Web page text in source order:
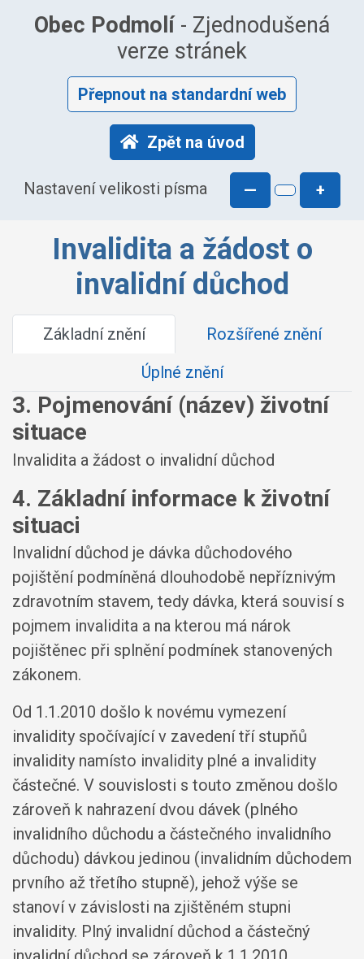
Obec Podmolí- Zjednodušená
verze stránek
Přepnout na standardní web
Zpět na úvod
Nastavení velikosti písma — +
Invalidita a žádost o
invalidní důchod
Základní znění
Rozšířené znění
Úplné znění
3. Pojmenování (název) životní
situace
Invalidita a žádost o invalidní důchod
4. Základní informace k životní
situaci
Invalidní důchod je dávka důchodového
pojištění podmíněná dlouhodobě nepříznivým
zdravotním stavem, tedy dávka, která souvisí s
pojmem invalidita a na kterou má nárok
pojištěnec při splnění podmínek stanovených
zákonem.
Od 1.1.2010 došlo k novému vymezení
invalidity spočívající v zavedení tří stupňů
invalidity namísto invalidity plné a invalidity
částečné. V souvislosti s touto změnou došlo
zároveň k nahrazení dvou dávek (plného
invalidního důchodu a částečného invalidního
důchodu) dávkou jedinou (invalidním důchodem
prvního až třetího stupně), jehož výše se
stanoví v závislosti na zjištěném stupni
invalidity. Plný invalidní důchod a částečný